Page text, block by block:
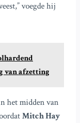
voegde hij
van afzetting
het midden van
Mitch Hay